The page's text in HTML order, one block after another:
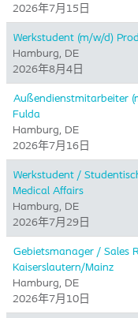
2026年7月15日
Werkstudent (m/w/d)
Hamburg, DE
2026年8月4日
Außendienstmitarbeiter
Fulda
Hamburg, DE
2026年7月16日
Werkstudent /
Medical Affairs
Hamburg, DE
2026年7月29日
Gebietsmanager / Sales
Kaiserslautern/Mainz
Hamburg, DE
2026年7月10日